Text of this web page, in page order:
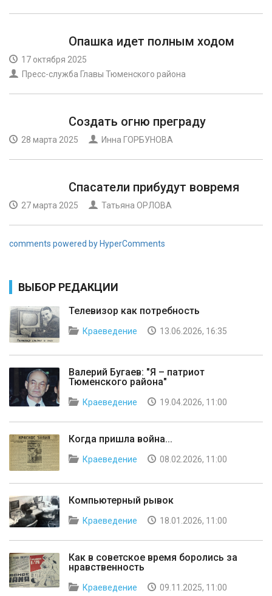
Опашка идет полным ходом
17 октября 2025
Пресс-служба Главы Тюменского района
Создать огню преграду
28 марта 2025 Инна ГОРБУНОВА
Спасатели прибудут вовремя
27 марта 2025 Татьяна ОРЛОВА
comments powered by HyperComments
ВЫБОР РЕДАКЦИИ
Телевизор как потребность
Краеведение 13.06.2026, 16:35
Валерий Бугаев: "Я – патриот
Тюменского района"
Краеведение 19.04.2026, 11:00
Когда пришла война...
Краеведение 08.02.2026, 11:00
Компьютерный рывок
Краеведение 18.01.2026, 11:00
Как в советское время боролись за
нравственность
Краеведение 09.11.2025, 11:00